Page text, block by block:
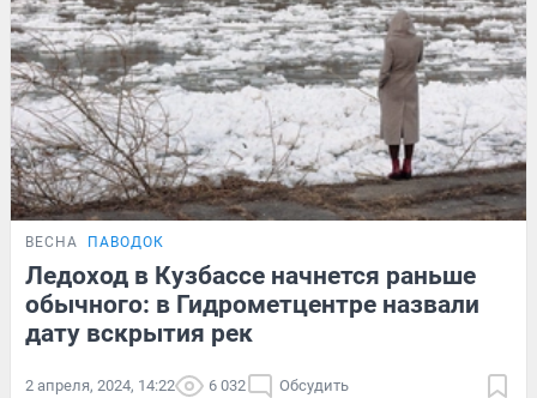
ВЕСНА ПАВОДОК
Ледоход в Кузбассе начнется раньше
обычного: в Гидрометцентре назвали
дату вскрытия рек
2 апреля, 2024, 14:22 6 032 Обсудить